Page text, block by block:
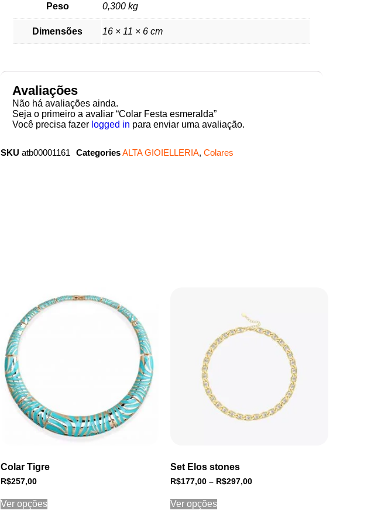
Peso 0,300 kg
Dimensões 16 × 11 × 6 cm
Avaliações
Não há avaliações ainda.
Seja o primeiro a avaliar “Colar Festa esmeralda”
Você precisa fazer logged in para enviar uma avaliação.
SKU atb00001161 CategoriesALTA GIOIELLERIA, Colares
Colar Tigre
R$257,00
Ver opções
Set Elos stones
R$177,00 – R$297,00
Ver opções